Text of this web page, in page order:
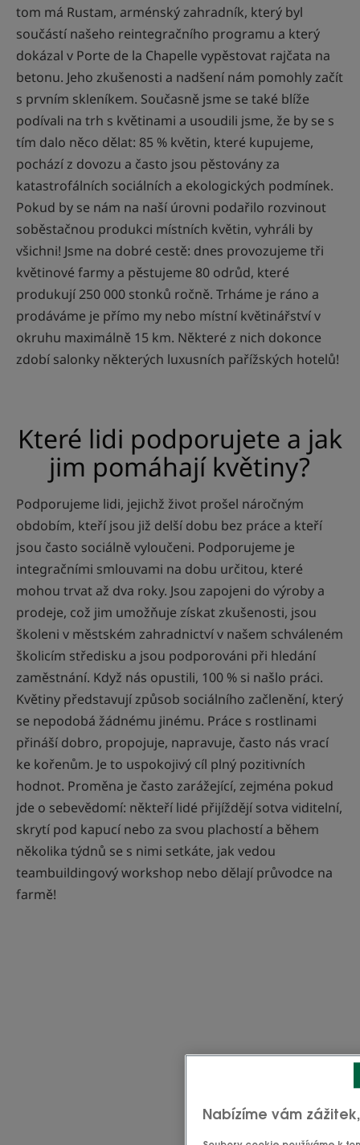
tom má Rustam, arménský zahradník, který byl
součástí našeho reintegračního programu a který
dokázal v Porte de la Chapelle vypěstovat rajčata na
betonu. Jeho zkušenosti a nadšení nám pomohly začít
s prvním skleníkem. Současně jsme se také blíže
podívali na trh s květinami a usoudili jsme, že by se s
tím dalo něco dělat: 85 % květin, které kupujeme,
pochází z dovozu a často jsou pěstovány za
katastrofálních sociálních a ekologických podmínek.
Pokud by se nám na naší úrovni podařilo rozvinout
soběstačnou produkci místních květin, vyhráli by
všichni! Jsme na dobré cestě: dnes provozujeme tři
květinové farmy a pěstujeme 80 odrůd, které
produkují 250 000 stonků ročně. Trháme je ráno a
prodáváme je přímo my nebo místní květinářství v
okruhu maximálně 15 km. Některé z nich dokonce
zdobí salonky některých luxusních pařížských hotelů!
Které lidi podporujete a jak
jim pomáhají květiny?
Podporujeme lidi, jejichž život prošel náročným
obdobím, kteří jsou již delší dobu bez práce a kteří
jsou často sociálně vyloučeni. Podporujeme je
integračními smlouvami na dobu určitou, které
mohou trvat až dva roky. Jsou zapojeni do výroby a
prodeje, což jim umožňuje získat zkušenosti, jsou
školeni v městském zahradnictví v našem schváleném
školicím středisku a jsou podporováni při hledání
zaměstnání. Když nás opustili, 100 % si našlo práci.
Květiny představují způsob sociálního začlenění, který
se nepodobá žádnému jinému. Práce s rostlinami
přináší dobro, propojuje, napravuje, často nás vrací
ke kořenům. Je to uspokojivý cíl plný pozitivních
hodnot. Proměna je často zarážející, zejména pokud
jde o sebevědomí: někteří lidé přijíždějí sotva viditelní,
skrytí pod kapucí nebo za svou plachostí a během
několika týdnů se s nimi setkáte, jak vedou
teambuildingový workshop nebo dělají průvodce na
farmě!
Nabízíme vám